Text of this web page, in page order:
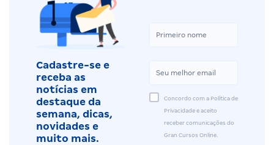
Cadastre-se e
receba as
notícias em
destaque da
semana, dicas,
novidades e
muito mais.
Concordo com a Política de
Privacidade e aceito
receber comunicações do
Gran Cursos Online.